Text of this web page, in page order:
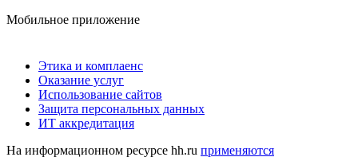
Мобильное приложение
Этика и комплаенс
Оказание услуг
Использование сайтов
Защита персональных данных
ИТ аккредитация
На информационном ресурсе hh.ru применяются